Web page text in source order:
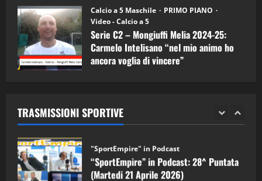
Calcio a 5 Maschile
PRIMO PIANO
Video - Calcio a 5
Serie C2 – Mongiuffi Melia 2024-25:
Carmelo Intelisano “nel mio animo ho
ancora voglia di vincere”
TRASMISSIONI SPORTIVE
1
“SportEmpire” in Podcast: 30^ Puntata
(Martedi 05 Maggio 2026)
08/05/2026
2 28/04/2026
"SportEmpire" in Podcast
“SportEmpire” in Podcast: 28^ Puntata
(Martedi 21 Aprile 2026)